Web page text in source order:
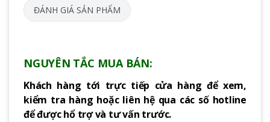
ĐÁNH GIÁ SẢN PHẨM
NGUYÊN TẮC MUA BÁN:
Khách hàng tới trực tiếp cửa hàng để xem,
kiểm tra hàng hoặc liên hệ qua các số hotline
để được hổ trợ và tư vấn trước.